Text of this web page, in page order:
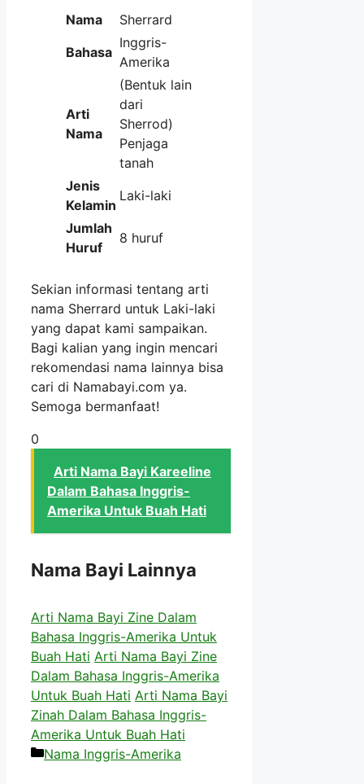
Nama
Sherrard
Bahasa
Inggris-
Amerika
Arti
Nama
(Bentuk lain
dari
Sherrod)
Penjaga
tanah
Jenis
Kelamin
Laki-laki
Jumlah
Huruf
8 huruf
Sekian informasi tentang arti
nama Sherrard untuk Laki-laki
yang dapat kami sampaikan.
Bagi kalian yang ingin mencari
rekomendasi nama lainnya bisa
cari di Namabayi.com ya.
Semoga bermanfaat!
0
Arti Nama Bayi Kareeline
Dalam Bahasa Inggris-
Amerika Untuk Buah Hati
Nama Bayi Lainnya
Arti Nama Bayi Zine Dalam
Bahasa Inggris-Amerika Untuk
Buah Hati Arti Nama Bayi Zine
Dalam Bahasa Inggris-Amerika
Untuk Buah Hati Arti Nama Bayi
Zinah Dalam Bahasa Inggris-
Amerika Untuk Buah Hati
Kategori
Nama Inggris-Amerika